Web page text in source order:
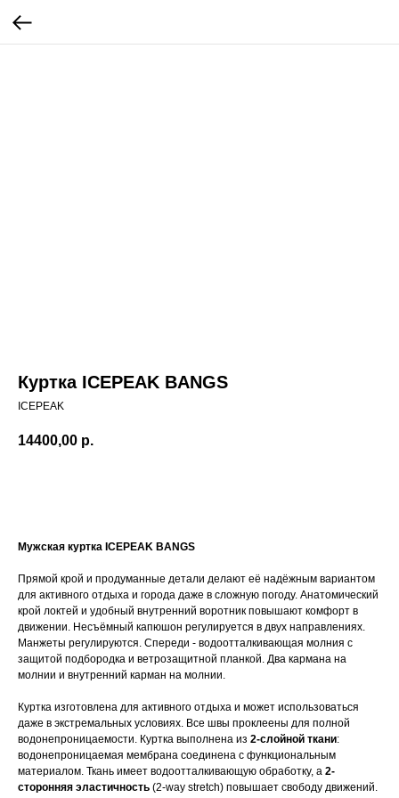
Куртка ICEPEAK BANGS
ICEPEAK
14400,00 р.
Мужская куртка ICEPEAK BANGS
Прямой крой и продуманные детали делают её надёжным вариантом
для активного отдыха и города даже в сложную погоду. Анатомический
крой локтей и удобный внутренний воротник повышают комфорт в
движении. Несъёмный капюшон регулируется в двух направлениях.
Манжеты регулируются. Спереди - водоотталкивающая молния с
защитой подбородка и ветрозащитной планкой. Два кармана на
молнии и внутренний карман на молнии.
Куртка изготовлена для активного отдыха и может использоваться
даже в экстремальных условиях. Все швы проклеены для полной
водонепроницаемости. Куртка выполнена из 2-слойной ткани:
водонепроницаемая мембрана соединена с функциональным
материалом. Ткань имеет водоотталкивающую обработку, а 2-
сторонняя эластичность (2-way stretch) повышает свободу движений.